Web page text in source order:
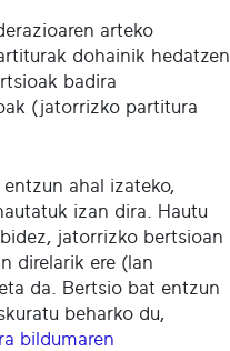
arteko
dohainik hedatzen
badira
(jatorrizko partitura
ahal izateko,
izan dira. Hautu
jatorrizko bertsioan
direlarik ere (lan
da. Bertsio bat entzun
beharko du,
bildumaren